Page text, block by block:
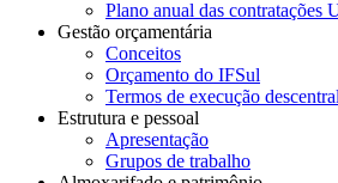
Plano anual das contratações
Gestão orçamentária
Conceitos
Orçamento do IFSul
Termos de execução
Estrutura e pessoal
Apresentação
Grupos de trabalho